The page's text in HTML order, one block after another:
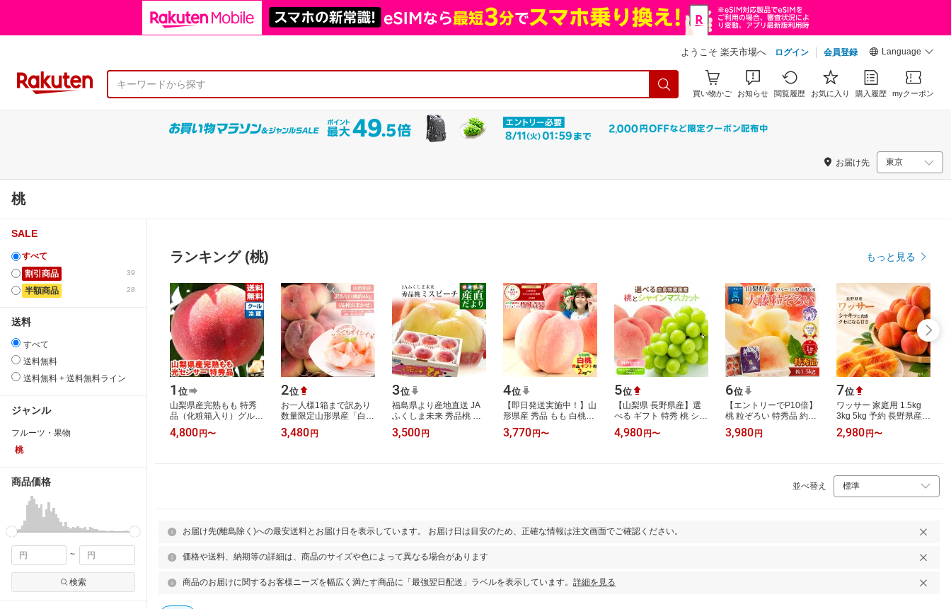
ようこそ 楽天市場へ ログイン 会員登録 Language
買い物かご お知らせ 閲覧履歴 お気に入り 購入履歴 myクーポン
お届け先
桃
SALE
すべて
39
割引商品
28
半額商品
送料
すべて
送料無料
送料無料 + 送料無料ライン
ジャンル
フルーツ・果物
桃
商品価格
~
検索
ランキング (桃) もっと見る
1 位
山梨県産完熟もも 特秀
品（化粧箱入り）グルメ
大賞「桃部門」通算6度
受賞!!糖度13度保障のプ
4,800 円〜
2位
お一人様1箱まで訳あり
数量限定山形県産「白
桃」品種、サイズおまか
せ 約4kg ※傷、変形、
3,480 円
3位
福島県より産地直送 JA
ふくしま未来 秀品桃 ミ
スピーチ 約2キロ (5玉か
ら9玉) 送料無料 もも 桃
3,500 円
4位
【即日発送実施中！】山
形県産 秀品 もも 白桃
2kg〜 ※日時指定はメー
ルで※【山形産 もも モ
3,770 円〜
5位
【山梨県 長野県産】選
べる ギフト 特秀 桃 シャ
インマスカット セット
食べ比べ 送料無料 もも
4,980 円〜
6位
【エントリーでP10倍】
桃 粒ぞろい 特秀品 約
1.5kg 5〜7玉 山梨県産
産地直送 モモ もも 山梨
3,980 円
7位
ワッサー 家庭用 1.5kg
3kg 5kg 予約 長野県産
送料無料 クール便 希少
品種 信州産 国産 甘い お
2,980 円〜
並べ替え
お届け先(離島除く)への最安送料とお届け日を表示しています。 お届け日は目安のため、正確な情報は注文画面でご確認ください。
価格や送料、納期等の詳細は、商品のサイズや色によって異なる場合があります
商品のお届けに関するお客様ニーズを幅広く満たす商品に「最強翌日配送」ラベルを表示しています。 詳細を見る